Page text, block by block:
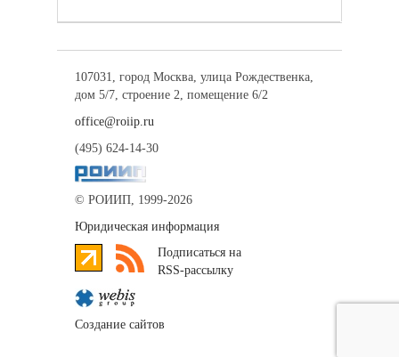
107031, город Москва, улица Рождественка,
дом 5/7, строение 2, помещение 6/2
office@roiip.ru
(495) 624-14-30
© РОИИП, 1999-2026
Юридическая информация
Подписаться на
RSS-рассылку
Создание сайтов